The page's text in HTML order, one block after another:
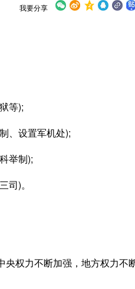
我要分享
等);
、设置军机处);
举制);
司)。
权力不断加强，地方权力不